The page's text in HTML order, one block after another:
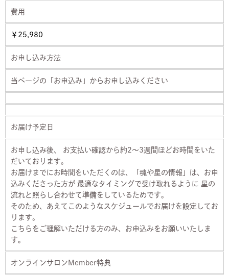
費用
￥25,980
お申し込み方法
当ページの「お申込み」からお申し込みください
お届け予定日
お申し込み後、 お支払い確認から約2〜3週間ほどお時間をいた
だいております。
お届けまでにお時間をいただくのは、「魂や星の情報」は、お申
込みくださった方が 最適なタイミングで受け取れるように 星の
流れと照らし合わせて準備をしているためです。
そのため、あえてこのようなスケジュールでお届けを設定してお
ります。
こちらをご理解いただける方のみ、お申込みをお願いいたしま
す。
オンラインサロンMember特典